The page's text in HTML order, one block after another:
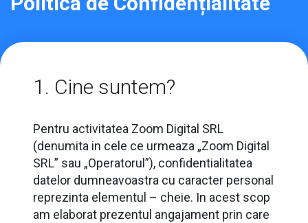
1. Cine suntem?
Pentru activitatea Zoom Digital SRL
(denumita in cele ce urmeaza „Zoom Digital
SRL” sau „Operatorul”), confidentialitatea
datelor dumneavoastra cu caracter personal
reprezinta elementul – cheie. In acest scop
am elaborat prezentul angajament prin care